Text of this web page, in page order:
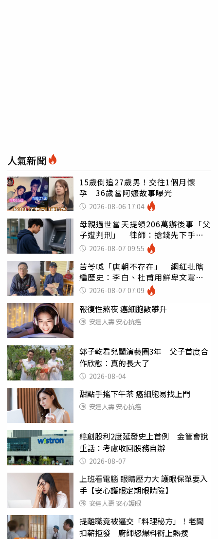
人氣新聞
15歲倒追27歲男！交往1個月懷
孕 36歲當阿嬤故事曝光
2026-08-06 17:04
母親過世當天提領206萬辦後事「父
子遭判刑」 律師：搶錢先下手是
罪 2026-08-07 09:55
苦苓喊「唐朝不存在」 網紅批瞎
編歷史：李白、杜甫用鮮卑文寫
詩？2026-08-07 07:09
報復性熬夜 癌細胞數攀升
安達人壽 安心抗癌
郭子乾看兒闖演藝圈3年 父子首度合
作欣慰：真的長大了
2026-08-04
甜點手搖下午茶 癌細胞易找上門
安達人壽 安心抗癌
緯創股利2度延發史上首例 金管會說
重話：考慮收回股務自辦
2026-08-07
上班看電腦 眼睛壓力大 護眼保單要入
手【安心護眼定期眼睛險】
安達人壽 安心護眼
提離職竟被逼交「料理秘方」！老闆
扣薪拒發 廚師怒爆料衝上熱搜